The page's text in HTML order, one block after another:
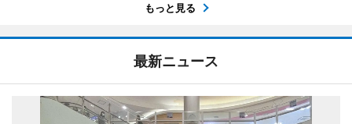
もっと見る
最新ニュース